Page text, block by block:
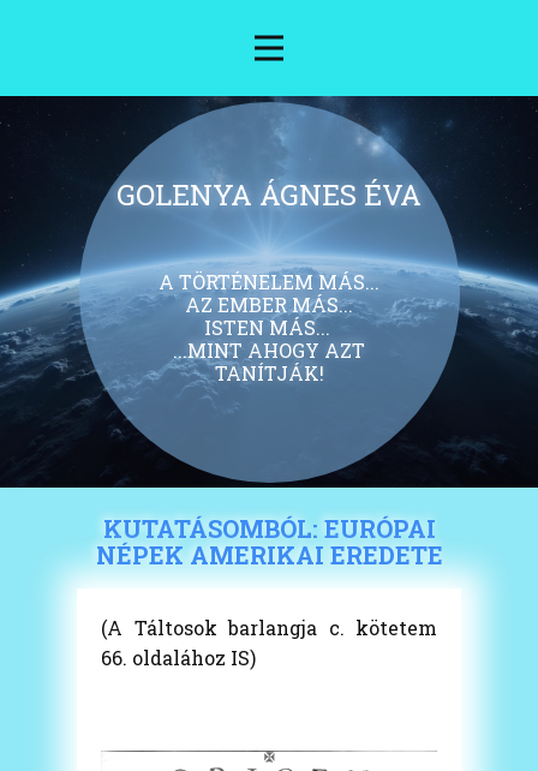
GOLENYA ÁGNES ÉVA
A TÖRTÉNELEM MÁS...
AZ EMBER MÁS...
ISTEN MÁS...
...MINT AHOGY AZT
TANÍTJÁK!
KUTATÁSOMBÓL: EURÓPAI
NÉPEK AMERIKAI EREDETE
(A Táltosok barlangja c. kötetem
66. oldalához IS)